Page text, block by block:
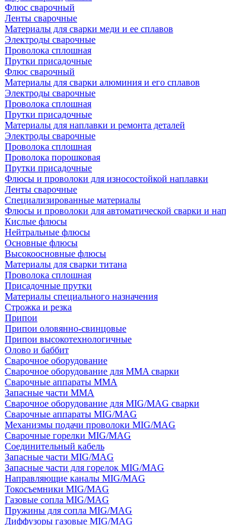
Флюс сварочный
Ленты сварочные
Материалы для сварки меди и ее сплавов
Электроды сварочные
Проволока сплошная
Прутки присадочные
Флюс сварочный
Материалы для сварки алюминия и его сплавов
Электроды сварочные
Проволока сплошная
Прутки присадочные
Материалы для наплавки и ремонта деталей
Электроды сварочные
Проволока сплошная
Проволока порошковая
Прутки присадочные
Флюсы и проволоки для износостойкой наплавки
Ленты сварочные
Специализированные материалы
Флюсы и проволоки для автоматической сварки и
Кислые флюсы
Нейтральные флюсы
Основные флюсы
Высокоосновные флюсы
Материалы для сварки титана
Проволока сплошная
Присадочные прутки
Материалы специального назначения
Строжка и резка
Припои
Припои оловянно-свинцовые
Припои высокотехнологичные
Олово и баббит
Сварочное оборудование
Сварочное оборудование для MMA сварки
Сварочные аппараты MMA
Запасные части MMA
Сварочное оборудование для MIG/MAG сварки
Сварочные аппараты MIG/MAG
Механизмы подачи проволоки MIG/MAG
Сварочные горелки MIG/MAG
Соединительный кабель
Запасные части MIG/MAG
Запасные части для горелок MIG/MAG
Направляющие каналы MIG/MAG
Токосъемники MIG/MAG
Газовые сопла MIG/MAG
Пружины для сопла MIG/MAG
Диффузоры газовые MIG/MAG